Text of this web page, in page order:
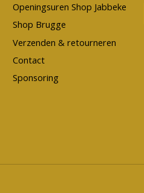
Openingsuren Shop Jabbeke
Shop Brugge
Verzenden & retourneren
Contact
Sponsoring